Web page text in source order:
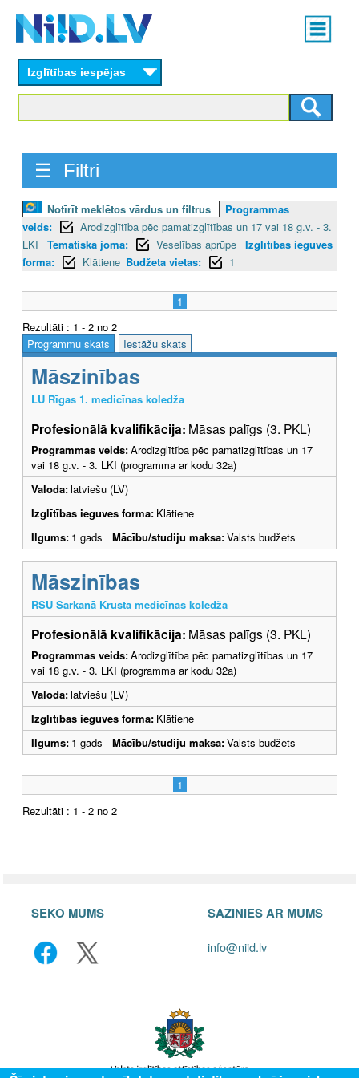
content
Main
menu
Izglītības iespējas
☰ Filtri
Notīrīt meklētos vārdus un filtrus
Programmas
veids:
Arodizglītība pēc pamatizglītības un 17 vai 18 g.v. - 3.
LKI
Tematiskā joma: Veselības aprūpe Izglītības ieguves
forma:
Klātiene Budžeta vietas: 1
1
Rezultāti : 1 - 2 no 2
Programmu skats
Iestāžu skats
Māszinības
LU Rīgas 1. medicīnas koledža
Profesionālā kvalifikācija: Māsas palīgs (3. PKL)
Programmas veids:Arodizglītība pēc pamatizglītības un 17
vai 18 g.v. - 3. LKI (programma ar kodu 32a)
Valoda:latviešu (LV)
Izglītības ieguves forma: Klātiene
Ilgums: 1 gads Mācību/studiju maksa:Valsts budžets
Māszinības
RSU Sarkanā Krusta medicīnas koledža
Profesionālā kvalifikācija: Māsas palīgs (3. PKL)
Programmas veids:Arodizglītība pēc pamatizglītības un 17
vai 18 g.v. - 3. LKI (programma ar kodu 32a)
Valoda:latviešu (LV)
Izglītības ieguves forma: Klātiene
Ilgums: 1 gads Mācību/studiju maksa:Valsts budžets
1
Rezultāti : 1 - 2 no 2
SEKO MUMS SAZINIES AR MUMS
info@niid.lv